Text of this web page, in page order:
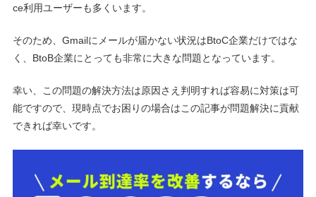
ce利用ユーザーも多くいます。
そのため、Gmailにメールが届かない状況はBtoC企業だけではな
く、BtoB企業にとっても非常に大きな問題となっています。
幸い、この問題の解決方法は原因さえ判明すれば容易に対策は可
能ですので、現時点でお困りの場合はこの記事が問題解決に貢献
できれば幸いです。